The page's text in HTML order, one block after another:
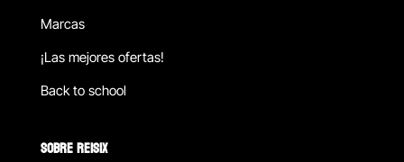
Marcas
¡Las mejores ofertas!
Back to school
SOBRE REISIX